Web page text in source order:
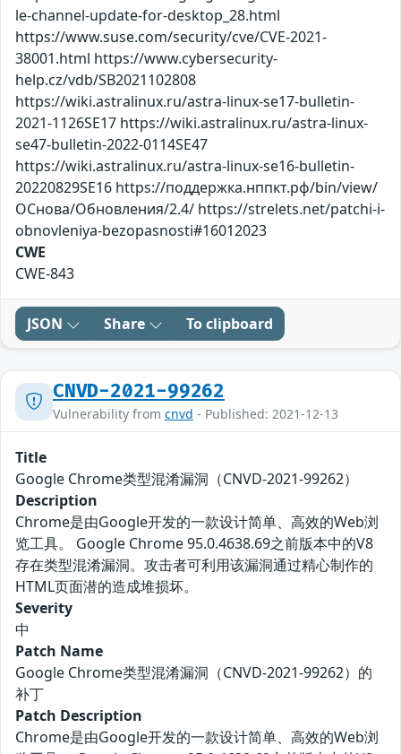
le-channel-update-for-desktop_28.html
https://www.suse.com/security/cve/CVE-2021-
38001.html https://www.cybersecurity-
help.cz/vdb/SB2021102808
https://wiki.astralinux.ru/astra-linux-se17-bulletin-
2021-1126SE17 https://wiki.astralinux.ru/astra-linux-
se47-bulletin-2022-0114SE47
https://wiki.astralinux.ru/astra-linux-se16-bulletin-
20220829SE16 https://поддержка.нппкт.рф/bin/view/
ОСнова/Обновления/2.4/ https://strelets.net/patchi-i-
obnovleniya-bezopasnosti#16012023
CWE
CWE-843
JSON Share To clipboard
CNVD-2021-99262
Vulnerability from cnvd - Published: 2021-12-13
Title
Google Chrome类型混淆漏洞（CNVD-2021-99262）
Description
Chrome是由Google开发的一款设计简单、高效的Web浏
览工具。 Google Chrome 95.0.4638.69之前版本中的V8
存在类型混淆漏洞。攻击者可利用该漏洞通过精心制作的
HTML页面潜的造成堆损坏。
Severity
中
Patch Name
Google Chrome类型混淆漏洞（CNVD-2021-99262）的
补丁
Patch Description
Chrome是由Google开发的一款设计简单、高效的Web浏